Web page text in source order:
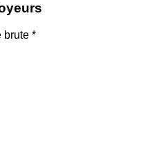
brute *